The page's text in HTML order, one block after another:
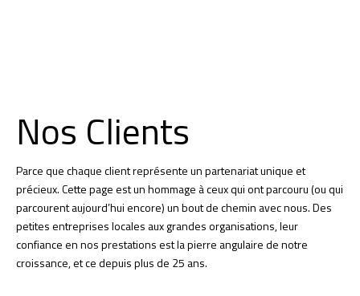
Nos Clients
Parce que chaque client représente un partenariat unique et
précieux. Cette page est un hommage à ceux qui ont parcouru (ou qui
parcourent aujourd’hui encore) un bout de chemin avec nous. Des
petites entreprises locales aux grandes organisations, leur
confiance en nos prestations est la pierre angulaire de notre
croissance, et ce depuis plus de 25 ans.